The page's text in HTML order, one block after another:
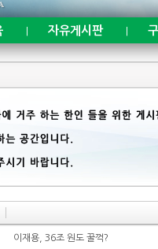
자유게시판
이재용, 36조 원도 꿀꺽?